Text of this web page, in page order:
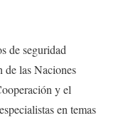
de seguridad
de las Naciones
y el
en temas